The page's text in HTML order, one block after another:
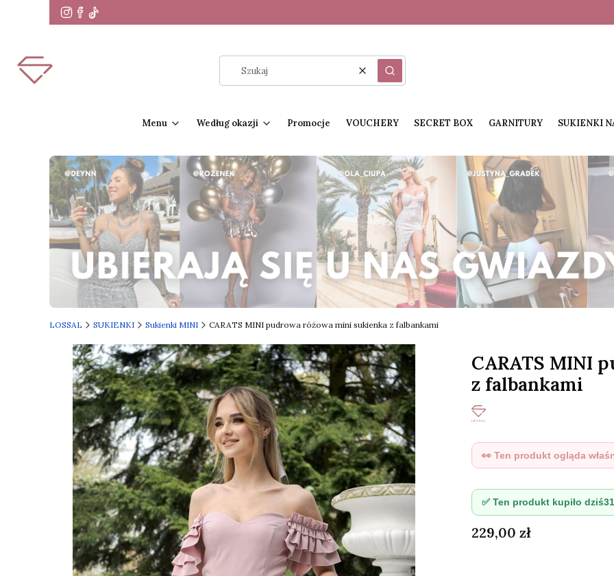
WyczyśćSzukaj
Menu Według okazji Promocje VOUCHERY SECRET BOX GARNITURY SUKIENKI
LOSSAL SUKIENKI Sukienki MINI CARATS MINI pudrowa różowa mini sukienka z falbankami
CARATS MINI
z falbankami
👀 Ten produkt ogląda
✅ Ten produkt kupiło dziś31
Cena
229,00 zł